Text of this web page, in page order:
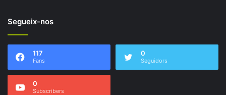
Segueix-nos
117
Fans
0
Seguidors
0
Subscribers